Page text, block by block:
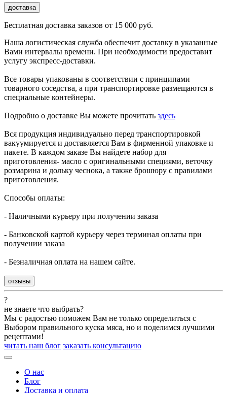
доставка
Бесплатная доставка заказов от 15 000 руб.
Наша логистическая служба обеспечит доставку в указанные
Вами интервалы времени. При необходимости предоставит
услугу экспресс-доставки.
Все товары упакованы в соответствии с принципами
товарного соседства, а при транспортировке размещаются в
специальные контейнеры.
Подробно о доставке Вы можете прочитать здесь
Вся продукция индивидуально перед транспортировкой
вакуумируется и доставляется Вам в фирменной упаковке и
пакете. В каждом заказе Вы найдете набор для
приготовления- масло с оригинальными специями, веточку
розмарина и дольку чеснока, а также брошюру с правилами
приготовления.
Способы оплаты:
- Наличными курьеру при получении заказа
- Банковской картой курьеру через терминал оплаты при
получении заказа
- Безналичная оплата на нашем сайте.
отзывы
?
не знаете что выбрать?
Мы с радостью поможем Вам не только определиться с
Выбором правильного куска мяса, но и поделимся лучшими
рецептами!
читать наш блог заказать консультацию
О нас
Блог
Доставка и оплата